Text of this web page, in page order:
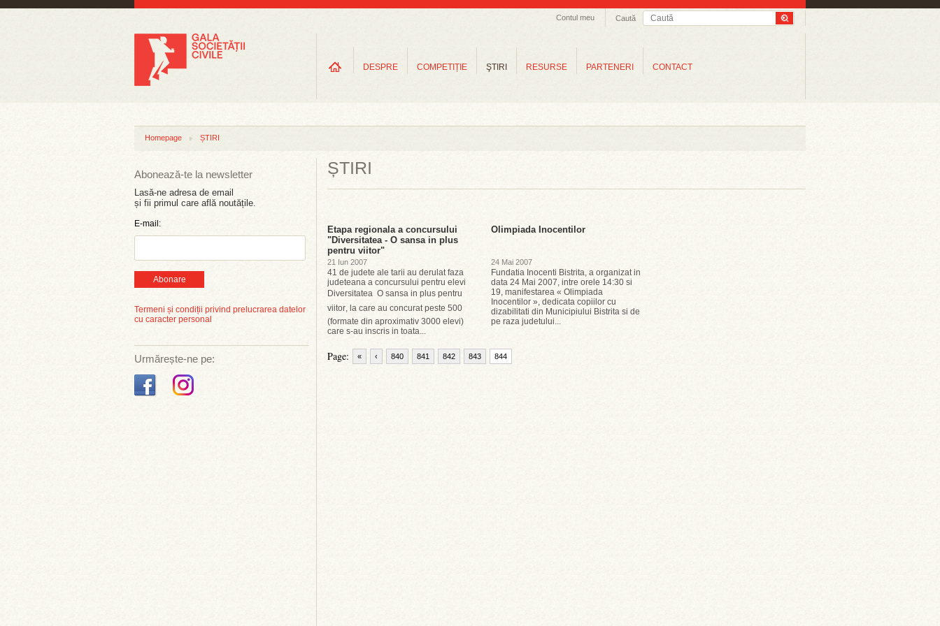
Caută
Contul meu
DESPRE COMPETIȚIE ŞTIRI RESURSE PARTENERI CONTACT
Homepage ȘTIRI
Abonează-te la newsletter
Lasă-ne adresa de email
și fii primul care află noutățile.
E-mail:
Abonare
Termeni și condiții privind prelucrarea datelor
cu caracter personal
Urmărește-ne pe:
ȘTIRI
Etapa regionala a concursului
"Diversitatea - O sansa in plus
pentru viitor"
21 Iun 2007
41 de judete ale tarii au derulat faza
judeteana a concursului pentru elevi
Diversitatea  O sansa in plus pentru
viitor, la care au concurat peste 500
(formate din aproximativ 3000 elevi)
care s-au inscris in toata...
Olimpiada Inocentilor
24 Mai 2007
Fundatia Inocenti Bistrita, a organizat in
data 24 Mai 2007, intre orele 14:30 si
19, manifestarea « Olimpiada
Inocentilor », dedicata copiilor cu
dizabilitati din Municipiului Bistrita si de
pe raza judetului...
Page: « ‹ 840 841 842 843 844